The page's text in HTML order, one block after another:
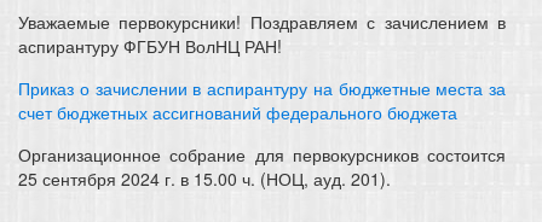
Уважаемые первокурсники! Поздравляем с зачислением в
аспирантуру ФГБУН ВолНЦ РАН!
Приказ о зачислении в аспирантуру на бюджетные места за
счет бюджетных ассигнований федерального бюджета
Организационное собрание для первокурсников состоится
25 сентября 2024 г. в 15.00 ч. (НОЦ, ауд. 201).